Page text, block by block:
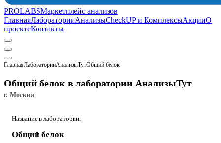
PROLABSМаркетплейс анализов
ГлавнаяЛабораторииАнализыCheckUP и КомплексыАкцииО
проектеКонтакты
ГлавнаяЛабораторииАнализыТутОбщий белок
Общий белок в лаборатории АнализыТут
г. Москва
Название в лаборатории:
Общий белок